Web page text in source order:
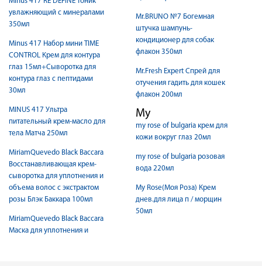
увлажняющий с минералами
350мл
Minus 417 Набор мини TIME
CONTROL Крем для контура
глаз 15мл+Сыворотка для
контура глаз с пептидами
30мл
MINUS 417 Ультра
питательный крем-масло для
тела Матча 250мл
MiriamQuevedo Black Baccara
Восстанавливающая крем-
сыворотка для уплотнения и
объема волос с экстрактом
розы Блэк Баккара 100мл
MiriamQuevedo Black Baccara
Маска для уплотнения и
Mr.BRUNO №7 Богемная
штучка шампунь-
кондиционер для собак
флакон 350мл
Mr.Fresh Expert Спрей для
отучения гадить для кошек
флакон 200мл
My
my rose of bulgaria крем для
кожи вокруг глаз 20мл
my rose of bulgaria розовая
вода 220мл
My Rose(Моя Роза) Крем
днев.для лица п / морщин
50мл